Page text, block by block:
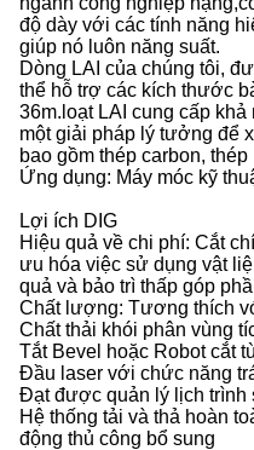
độ dày với các tính năng
giúp nó luôn năng suất.
Dòng LAI của chúng tôi,
thể hỗ trợ các kích thước
36m.loạt LAI cung cấp
một giải pháp lý tưởng để
bao gồm thép carbon,
Ứng dụng: Máy móc kỹ
Lợi ích DIG
Hiệu quả về chi phí: Cắt
ưu hóa việc sử dụng vật
quả và bảo trì thấp góp
Chất lượng: Tương thích
Chất thải khói phân vùng
Tắt Bevel hoặc Robot cắt
Đầu laser với chức năng
Đạt được quản lý lịch trình
Hệ thống tải và thả hoàn
động thủ công bổ sung